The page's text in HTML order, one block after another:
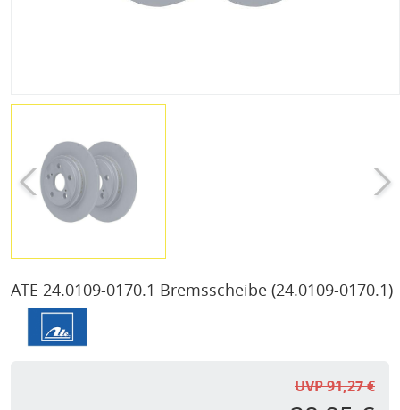
ATE 24.0109-0170.1 Bremsscheibe (24.0109-0170.1)
UVP 91,27 €